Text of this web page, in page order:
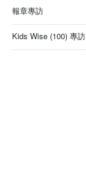
報章專訪
Kids Wise (100) 專訪